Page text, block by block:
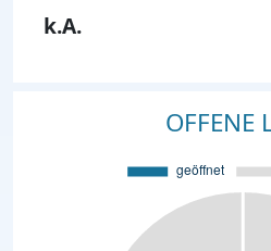
k.A.
OFFENE